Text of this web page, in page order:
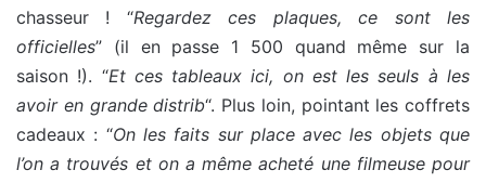
chasseur ! “Regardez ces plaques, ce sont les
officielles” (il en passe 1 500 quand même sur la
saison !). “Et ces tableaux ici, on est les seuls à les
avoir en grande distrib“. Plus loin, pointant les coffrets
cadeaux : “On les faits sur place avec les objets que
l’on a trouvés et on a même acheté une filmeuse pour